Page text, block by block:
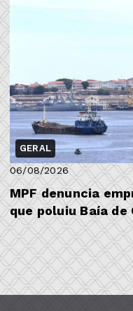
GERAL
06/08/2026
MPF denuncia
que poluiu Baía de